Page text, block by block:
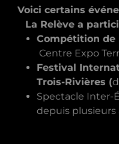
Voici certains
La Relève a
Compétition de
Centre Expo
Festival
Trois-Rivières (
Spectacle Inter-
depuis plusieurs